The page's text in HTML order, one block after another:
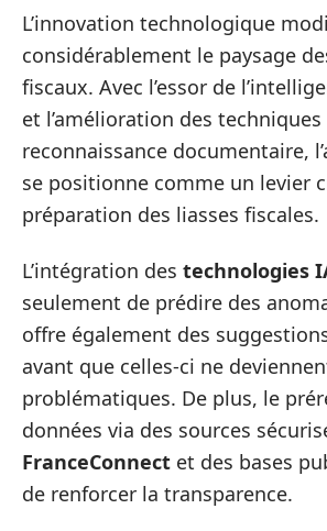
L’innovation technologique
considérablement le paysage
fiscaux. Avec l’essor de
et l’amélioration des techniques
reconnaissance documentaire,
se positionne comme un levier
préparation des liasses fiscales.
L’intégration des technologies
seulement de prédire des
offre également des
avant que celles-ci ne
problématiques. De plus, le
données via des sources
FranceConnect et des bases
de renforcer la transparence.